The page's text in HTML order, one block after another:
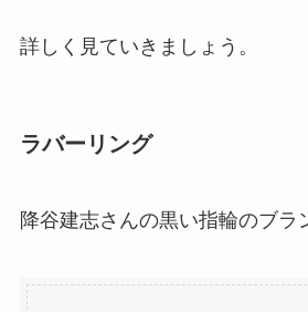
詳しく見ていきましょう。
ラバーリング
降谷建志さんの黒い指輪のブラ